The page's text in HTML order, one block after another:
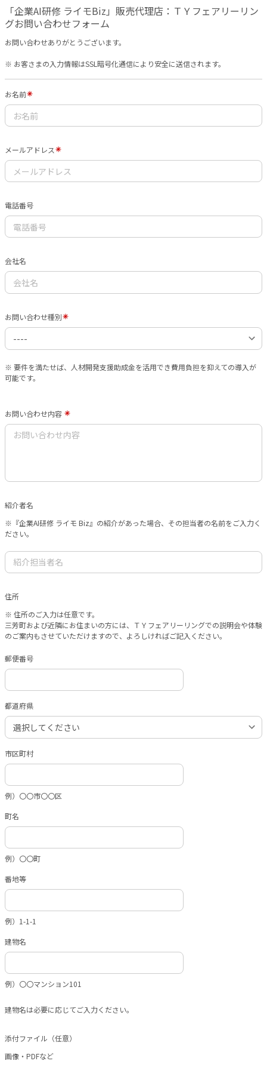
「企業AI研修 ライモBiz」販売代理店：ＴＹフェアリーリン
グお問い合わせフォーム
お問い合わせありがとうございます。
※ お客さまの入力情報はSSL暗号化通信により安全に送信されます。
お名前
メールアドレス
電話番号
会社名
お問い合わせ種別
※ 要件を満たせば、人材開発支援助成金を活用でき費用負担を抑えての導入が
可能です。
お問い合わせ内容
紹介者名
※『企業AI研修 ライモ Biz』の紹介があった場合、その担当者の名前をご入力く
ださい。
住所
※ 住所のご入力は任意です。
三芳町および近隣にお住まいの方には、ＴＹフェアリーリングでの説明会や体験
のご案内もさせていただけますので、よろしければご記入ください。
郵便番号
都道府県
市区町村
例）〇〇市〇〇区
町名
例）〇〇町
番地等
例）1-1-1
建物名
例）〇〇マンション101
建物名は必要に応じてご入力ください。
添付ファイル（任意）
画像・PDFなど